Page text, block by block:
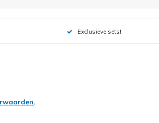
Exclusieve sets!
.